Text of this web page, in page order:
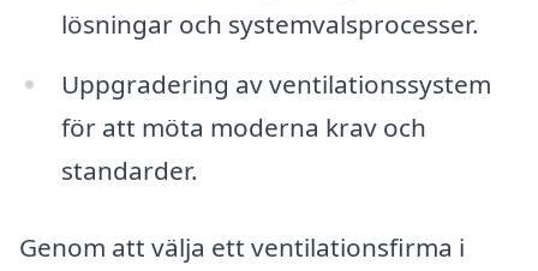
lösningar och systemvalsprocesser.
Uppgradering av ventilationssystem
för att möta moderna krav och
standarder.
Genom att välja ett ventilationsfirma i